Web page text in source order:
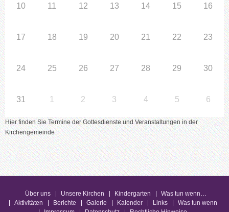
10 11 12 13 14 15 16
17 18 19 20 21 22 23
24 25 26 27 28 29 30
31 1 2 3 4 5 6
Hier finden Sie Termine der Gottesdienste und Veranstaltungen in der
Kirchengemeinde
Über uns Unsere Kirchen Kindergarten
Was tun wenn…
Aktivitäten
Berichte Galerie Kalender Links
Was tun wenn